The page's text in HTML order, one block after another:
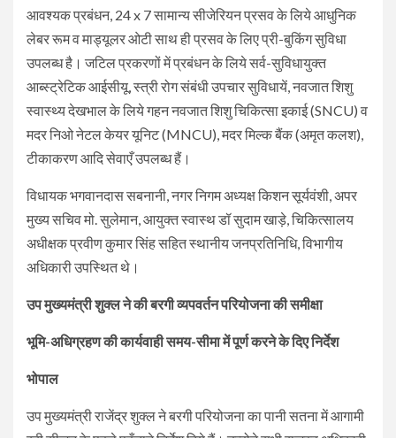
आवश्यक प्रबंधन, 24 x 7 सामान्य सीजेरियन प्रसव के लिये आधुनिक
लेबर रूम व माड्यूलर ओटी साथ ही प्रसव के लिए प्री-बुकिंग सुविधा
उपलब्ध है। जटिल प्रकरणों में प्रबंधन के लिये सर्व-सुविधायुक्त
आब्स्ट्रेटिक आईसीयू, स्त्री रोग संबंधी उपचार सुविधायें, नवजात शिशु
स्वास्थ्य देखभाल के लिये गहन नवजात शिशु चिकित्सा इकाई (SNCU) व
मदर निओ नेटल केयर यूनिट (MNCU), मदर मिल्क बैंक (अमृत कलश),
टीकाकरण आदि सेवाएँ उपलब्ध हैं।
विधायक भगवानदास सबनानी, नगर निगम अध्यक्ष किशन सूर्यवंशी, अपर
मुख्य सचिव मो. सुलेमान, आयुक्त स्वास्थ डॉ सुदाम खाड़े, चिकित्सालय
अधीक्षक प्रवीण कुमार सिंह सहित स्थानीय जनप्रतिनिधि, विभागीय
अधिकारी उपस्थित थे।
उप मुख्यमंत्री शुक्ल ने की बरगी व्यपवर्तन परियोजना की समीक्षा
भूमि-अधिग्रहण की कार्यवाही समय-सीमा में पूर्ण करने के दिए निर्देश
भोपाल
उप मुख्यमंत्री राजेंद्र शुक्ल ने बरगी परियोजना का पानी सतना में आगामी